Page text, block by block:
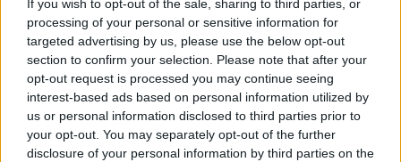
If you wish to opt-out of the sale, sharing to third parties, or
processing of your personal or sensitive information for
targeted advertising by us, please use the below opt-out
section to confirm your selection. Please note that after your
opt-out request is processed you may continue seeing
interest-based ads based on personal information utilized by
us or personal information disclosed to third parties prior to
your opt-out. You may separately opt-out of the further
disclosure of your personal information by third parties on the